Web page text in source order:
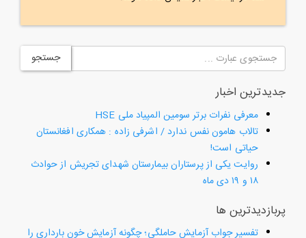
جستجو
جدیدترین اخبار
معرفی نفرات برتر سومین المپیاد ملی HSE
تالاب هامون نفس ندارد / اشرفی زاده : همکاری افغانستان
حیاتی است!
روایت یکی از پرستاران بیمارستان شهدای تجریش از حوادث
پربازدیدترین ها
تفسیر جواب آزمایش حاملگی؛ چگونه آزمایش خون بارداری را